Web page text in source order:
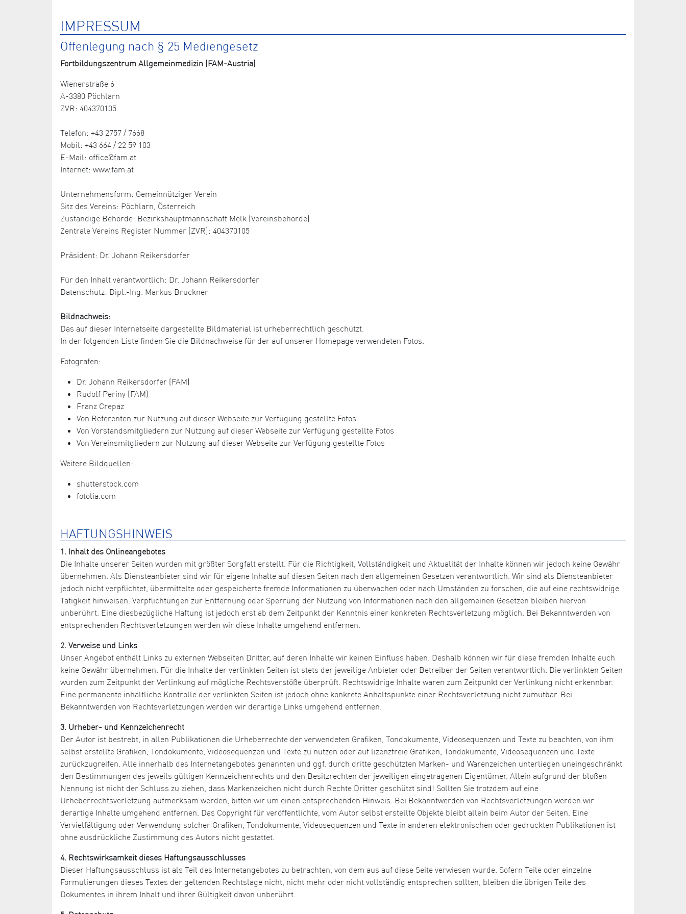
IMPRESSUM
Offenlegung nach § 25 Mediengesetz
Fortbildungszentrum Allgemeinmedizin (FAM-Austria)
Wienerstraße 6
A-3380 Pöchlarn
ZVR: 404370105
Telefon: +43 2757 / 7668
Mobil: +43 664 / 22 59 103
E-Mail: office@fam.at
Internet: www.fam.at
Unternehmensform: Gemeinnütziger Verein
Sitz des Vereins: Pöchlarn, Österreich
Zuständige Behörde: Bezirkshauptmannschaft Melk (Vereinsbehörde)
Zentrale Vereins Register Nummer (ZVR): 404370105
Präsident: Dr. Johann Reikersdorfer
Für den Inhalt verantwortlich: Dr. Johann Reikersdorfer
Datenschutz: Dipl.-Ing. Markus Bruckner
Bildnachweis:
Das auf dieser Internetseite dargestellte Bildmaterial ist urheberrechtlich geschützt.
In der folgenden Liste finden Sie die Bildnachweise für der auf unserer Homepage verwendeten Fotos.
Fotografen:
Dr. Johann Reikersdorfer (FAM)
Rudolf Periny (FAM)
Franz Crepaz
Von Referenten zur Nutzung auf dieser Webseite zur Verfügung gestellte Fotos
Von Vorstandsmitgliedern zur Nutzung auf dieser Webseite zur Verfügung gestellte Fotos
Von Vereinsmitgliedern zur Nutzung auf dieser Webseite zur Verfügung gestellte Fotos
Weitere Bildquellen:
shutterstock.com
fotolia.com
HAFTUNGSHINWEIS
1. Inhalt des Onlineangebotes
Die Inhalte unserer Seiten wurden mit größter Sorgfalt erstellt. Für die Richtigkeit, Vollständigkeit und Aktualität der Inhalte können wir jedoch keine Gewähr
übernehmen. Als Diensteanbieter sind wir für eigene Inhalte auf diesen Seiten nach den allgemeinen Gesetzen verantwortlich. Wir sind als Diensteanbieter
jedoch nicht verpflichtet, übermittelte oder gespeicherte fremde Informationen zu überwachen oder nach Umständen zu forschen, die auf eine rechtswidrige
Tätigkeit hinweisen. Verpflichtungen zur Entfernung oder Sperrung der Nutzung von Informationen nach den allgemeinen Gesetzen bleiben hiervon
unberührt. Eine diesbezügliche Haftung ist jedoch erst ab dem Zeitpunkt der Kenntnis einer konkreten Rechtsverletzung möglich. Bei Bekanntwerden von
entsprechenden Rechtsverletzungen werden wir diese Inhalte umgehend entfernen.
2. Verweise und Links
Unser Angebot enthält Links zu externen Webseiten Dritter, auf deren Inhalte wir keinen Einfluss haben. Deshalb können wir für diese fremden Inhalte auch
keine Gewähr übernehmen. Für die Inhalte der verlinkten Seiten ist stets der jeweilige Anbieter oder Betreiber der Seiten verantwortlich. Die verlinkten Seiten
wurden zum Zeitpunkt der Verlinkung auf mögliche Rechtsverstöße überprüft. Rechtswidrige Inhalte waren zum Zeitpunkt der Verlinkung nicht erkennbar.
Eine permanente inhaltliche Kontrolle der verlinkten Seiten ist jedoch ohne konkrete Anhaltspunkte einer Rechtsverletzung nicht zumutbar. Bei
Bekanntwerden von Rechtsverletzungen werden wir derartige Links umgehend entfernen.
3. Urheber- und Kennzeichenrecht
Der Autor ist bestrebt, in allen Publikationen die Urheberrechte der verwendeten Grafiken, Tondokumente, Videosequenzen und Texte zu beachten, von ihm
selbst erstellte Grafiken, Tondokumente, Videosequenzen und Texte zu nutzen oder auf lizenzfreie Grafiken, Tondokumente, Videosequenzen und Texte
zurückzugreifen. Alle innerhalb des Internetangebotes genannten und ggf. durch dritte geschützten Marken- und Warenzeichen unterliegen uneingeschränkt
den Bestimmungen des jeweils gültigen Kennzeichenrechts und den Besitzrechten der jeweiligen eingetragenen Eigentümer. Allein aufgrund der bloßen
Nennung ist nicht der Schluss zu ziehen, dass Markenzeichen nicht durch Rechte Dritter geschützt sind! Sollten Sie trotzdem auf eine
Urheberrechtsverletzung aufmerksam werden, bitten wir um einen entsprechenden Hinweis. Bei Bekanntwerden von Rechtsverletzungen werden wir
derartige Inhalte umgehend entfernen. Das Copyright für veröffentlichte, vom Autor selbst erstellte Objekte bleibt allein beim Autor der Seiten. Eine
Vervielfältigung oder Verwendung solcher Grafiken, Tondokumente, Videosequenzen und Texte in anderen elektronischen oder gedruckten Publikationen ist
ohne ausdrückliche Zustimmung des Autors nicht gestattet.
4. Rechtswirksamkeit dieses Haftungsausschlusses
Dieser Haftungsausschluss ist als Teil des Internetangebotes zu betrachten, von dem aus auf diese Seite verwiesen wurde. Sofern Teile oder einzelne
Formulierungen dieses Textes der geltenden Rechtslage nicht, nicht mehr oder nicht vollständig entsprechen sollten, bleiben die übrigen Teile des
Dokumentes in ihrem Inhalt und ihrer Gültigkeit davon unberührt.